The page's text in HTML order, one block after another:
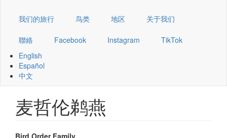
我们的旅行 鸟类 地区 关于我们
聯絡 Facebook Instagram
TikTok
English
Español
中文
麦哲伦鹈燕
Bird Order Family